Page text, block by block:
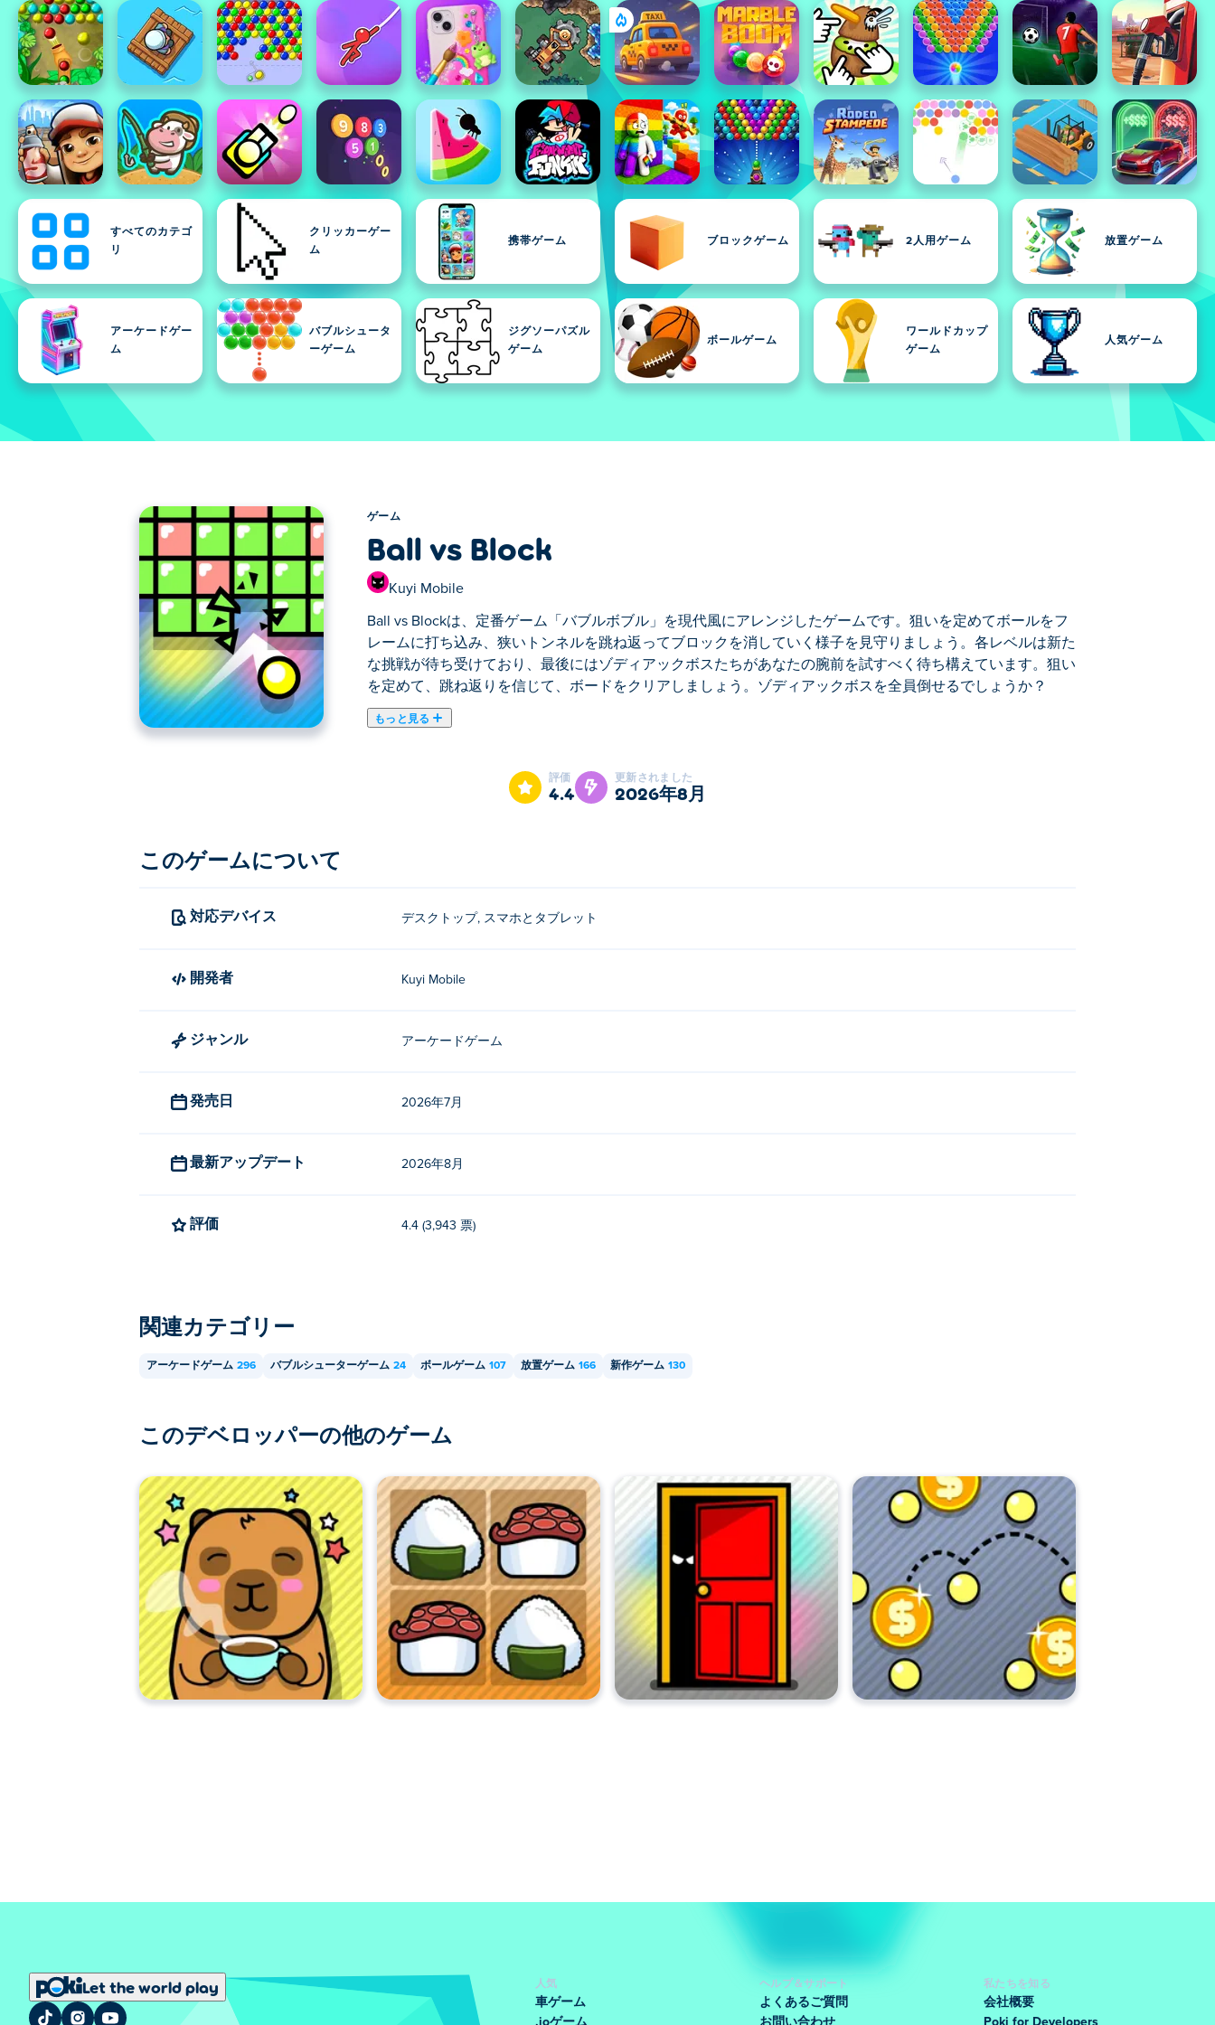
すべてのカテゴ
リ
クリッカーゲー
ム
携帯ゲーム ブロックゲーム 2人用ゲーム 放置ゲーム
アーケードゲー
ム
バブルシュータ
ーゲーム
ジグソーパズル
ゲーム
ボールゲーム
ワールドカップ
ゲーム
人気ゲーム
ゲーム
Ball vs Block
Kuyi Mobile
Ball vs Blockは、定番ゲーム「バブルボブル」を現代風にアレンジしたゲームです。狙いを定めてボールをフ
レームに打ち込み、狭いトンネルを跳ね返ってブロックを消していく様子を見守りましょう。各レベルは新た
な挑戦が待ち受けており、最後にはゾディアックボスたちがあなたの腕前を試すべく待ち構えています。狙い
を定めて、跳ね返りを信じて、ボードをクリアしましょう。ゾディアックボスを全員倒せるでしょうか？
もっと見る
Ball vs Blockは、定番ゲーム「バブルボブル」を現代風にアレンジしたゲームです。狙いを定めてボールをフレームに打ち込み、狭いトンネルを
腕前を試すべく待ち構えています。狙いを定めて、跳ね返りを信じて、ボードをクリアしましょう。ゾディアックボスを全員倒せるでしょう
Ball vs Blockを制作したのは誰ですか？
Bedroom、Coin Machine そしてTower Merge
Ball vs Blockは、モバイル端末とデスクトップの両方でプレイできますか？
評価
4.4
更新されました
2026年8月
このゲームについて
対応デバイス デスクトップ, スマホとタブレット
開発者 Kuyi Mobile
ジャンル アーケードゲーム
発売日 2026年7月
最新アップデート 2026年8月
評価 4.4 (3,943 票)
関連カテゴリー
アーケードゲーム 296 バブルシューターゲーム 24 ボールゲーム 107 放置ゲーム 166 新作ゲーム 130
このデベロッパーの他のゲーム
Let the world play
人気
車ゲーム
.ioゲーム
ヘルプ＆サポート
よくあるご質問
お問い合わせ
私たちを知る
会社概要
Poki for Developers